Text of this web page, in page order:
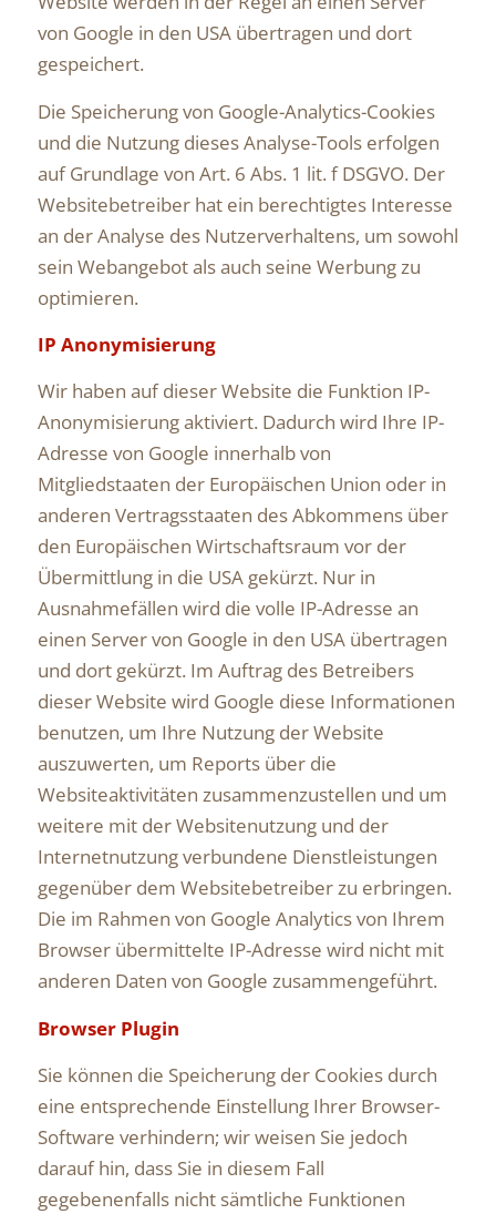
von Google in den USA übertragen und dort
gespeichert.
Die Speicherung von Google-Analytics-Cookies
und die Nutzung dieses Analyse-Tools erfolgen
auf Grundlage von Art. 6 Abs. 1 lit. f DSGVO. Der
Websitebetreiber hat ein berechtigtes Interesse
an der Analyse des Nutzerverhaltens, um sowohl
sein Webangebot als auch seine Werbung zu
optimieren.
IP Anonymisierung
Wir haben auf dieser Website die Funktion IP-
Anonymisierung aktiviert. Dadurch wird Ihre IP-
Adresse von Google innerhalb von
Mitgliedstaaten der Europäischen Union oder in
anderen Vertragsstaaten des Abkommens über
den Europäischen Wirtschaftsraum vor der
Übermittlung in die USA gekürzt. Nur in
Ausnahmefällen wird die volle IP-Adresse an
einen Server von Google in den USA übertragen
und dort gekürzt. Im Auftrag des Betreibers
dieser Website wird Google diese Informationen
benutzen, um Ihre Nutzung der Website
auszuwerten, um Reports über die
Websiteaktivitäten zusammenzustellen und um
weitere mit der Websitenutzung und der
Internetnutzung verbundene Dienstleistungen
gegenüber dem Websitebetreiber zu erbringen.
Die im Rahmen von Google Analytics von Ihrem
Browser übermittelte IP-Adresse wird nicht mit
anderen Daten von Google zusammengeführt.
Browser Plugin
Sie können die Speicherung der Cookies durch
eine entsprechende Einstellung Ihrer Browser-
Software verhindern; wir weisen Sie jedoch
darauf hin, dass Sie in diesem Fall
gegebenenfalls nicht sämtliche Funktionen